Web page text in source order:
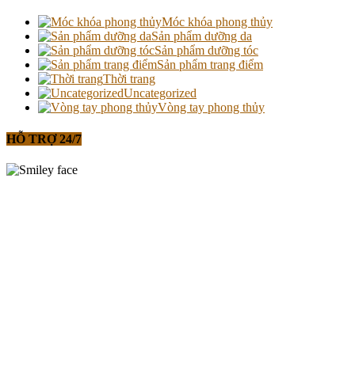
Móc khóa phong thủy
Sản phẩm dưỡng da
Sản phẩm dưỡng tóc
Sản phẩm trang điểm
Thời trang
Uncategorized
Vòng tay phong thủy
HỖ TRỢ 24/7